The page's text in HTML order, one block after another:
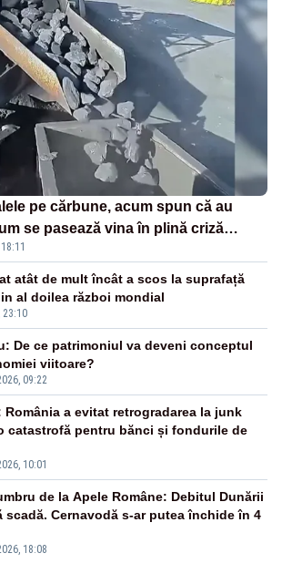
pe cărbune, acum spun că au
se pasează vina în plină criză
23:10
atât de mult încât a scos la suprafață
al doilea război mondial
09:22
De ce patrimoniul va deveni conceptul
viitoare?
10:01
România a evitat retrogradarea la junk
catastrofă pentru bănci și fondurile de
18:08
de la Apele Române: Debitul Dunării
scadă. Cernavodă s-ar putea închide în 4